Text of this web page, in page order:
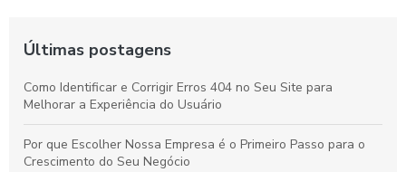
Últimas postagens
Como Identificar e Corrigir Erros 404 no Seu Site para
Melhorar a Experiência do Usuário
Por que Escolher Nossa Empresa é o Primeiro Passo para o
Crescimento do Seu Negócio